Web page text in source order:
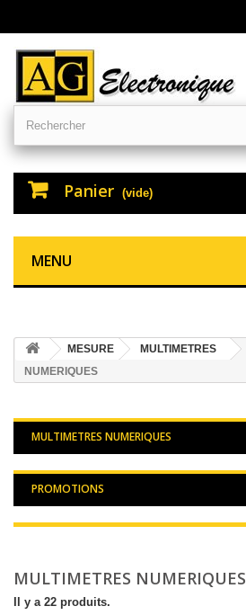
Panier (vide)
MENU
MESURE MULTIMETRES
NUMERIQUES
MULTIMETRES NUMERIQUES
PROMOTIONS
MULTIMETRES NUMERIQUES
Il y a 22 produits.